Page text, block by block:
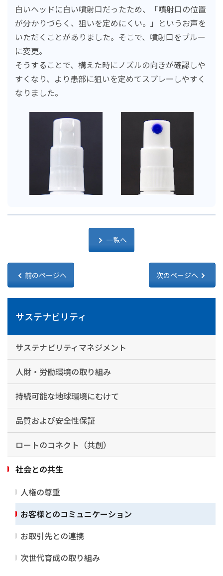
ガバナンス
Well-being（心身の健康）の実現
サステナビリティライブラリー
白いヘッドに白い噴射口だったため、「噴射口の位置
が分かりづらく、狙いを定めにくい。」というお声を
いただくことがありました。そこで、噴射口をブルー
に変更。
そうすることで、構えた時にノズルの向きが確認しや
すくなり、より患部に狙いを定めてスプレーしやすく
なりました。
一覧へ
前のページへ 次のページへ
サステナビリティ
サステナビリティマネジメント
人財・労働環境の取り組み
持続可能な地球環境にむけて
品質および安全性保証
ロートのコネクト（共創）
社会との共生
人権の尊重
お客様とのコミュニケーション
お取引先との連携
次世代育成の取り組み